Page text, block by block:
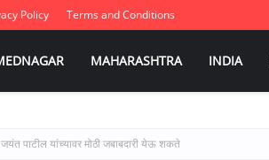
Policy Terms and Conditions
MAHARASHTRA INDIA
जयंत पाटील यांच्यावर मोठी जबाबदारी येऊ शकते